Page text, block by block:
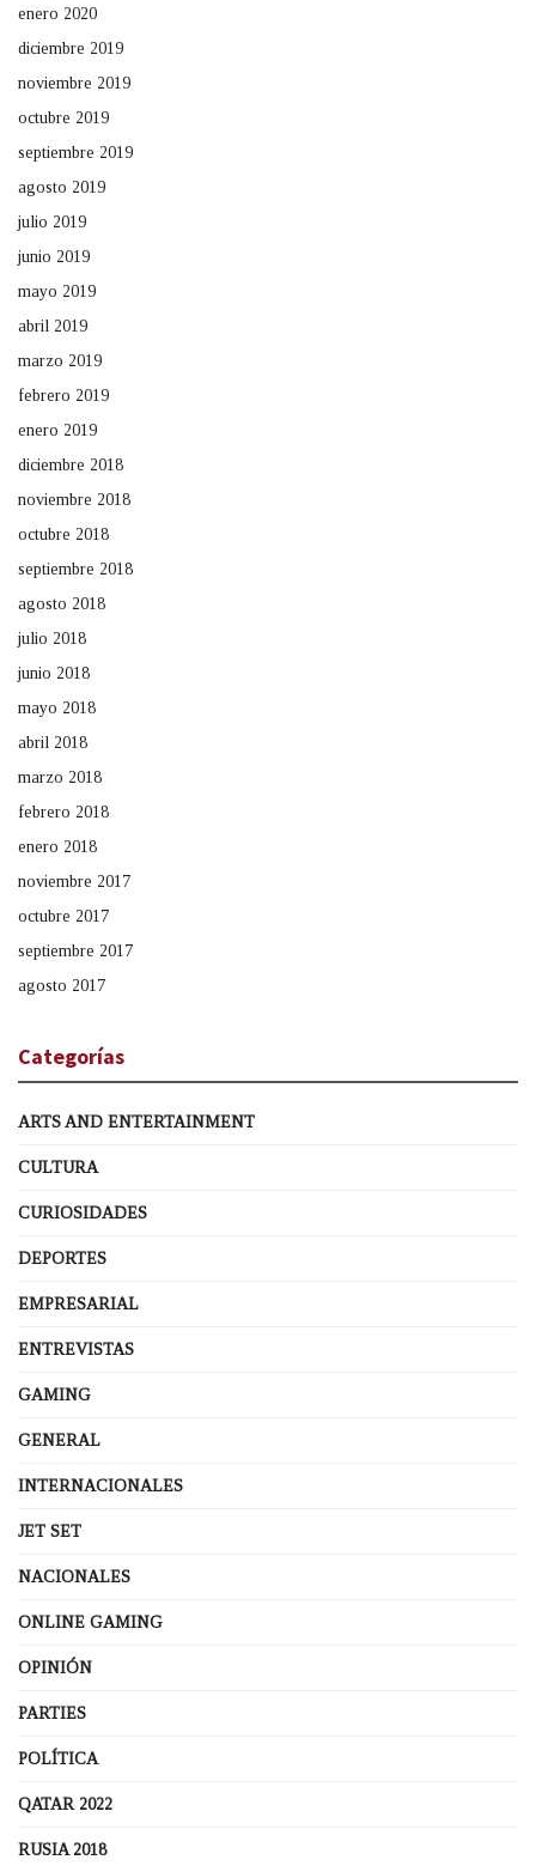
enero 2020
diciembre 2019
noviembre 2019
octubre 2019
septiembre 2019
agosto 2019
julio 2019
junio 2019
mayo 2019
abril 2019
marzo 2019
febrero 2019
enero 2019
diciembre 2018
noviembre 2018
octubre 2018
septiembre 2018
agosto 2018
julio 2018
junio 2018
mayo 2018
abril 2018
marzo 2018
febrero 2018
enero 2018
noviembre 2017
octubre 2017
septiembre 2017
agosto 2017
Categorías
ARTS AND ENTERTAINMENT
CULTURA
CURIOSIDADES
DEPORTES
EMPRESARIAL
ENTREVISTAS
GAMING
GENERAL
INTERNACIONALES
JET SET
NACIONALES
ONLINE GAMING
OPINIÓN
PARTIES
POLÍTICA
QATAR 2022
RUSIA 2018